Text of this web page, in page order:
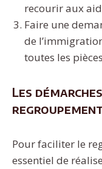
recourir aux
Faire une
de
toutes les
Les
Pour faciliter le
essentiel de